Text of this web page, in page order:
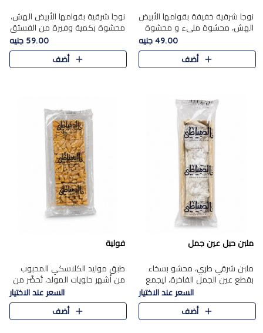
نوجا شرقية خفيفة بقوامها الأبيض
الهش، محشوة مليء و محشوة
بـكمية وفيرة من الفستق الفاخر
لتمنحك نكهة مكسرات غنية
وقرمشة مميزة في كل قطعة و
49.00 جنيه
أضف
نوجا شرقية بقوامها الأبيض الهش،
محشوة بكمية وفيرة من الفستق
الفاخر لتمنحك نكهة غنية وقرمشة
مميزة في كل قطعة، لتجربة تجمع
بين الفخامة والمذاق..
59.00 جنيه
أضف
ملبن حبل عين جمل
ملبن شرقي طري، محشو بسخاء
بقطع عين الجمل الفاخرة، ليجمع
بين القوام الناعم وقرمشة الجوز
في مذاق شرقي أصيل.
السعر عند الاختيار
أضف
فولية
طبق موليد الكلاسكي المحبوب
من أشهر حلويات المولد، تُحضّر من
فول سوداني محمص بعناية
ومغلف بطبقة رقيقة من السكر
المكرمل، لتمنحك قرمشة أصيلة
السعر عند الاختيار
أضف